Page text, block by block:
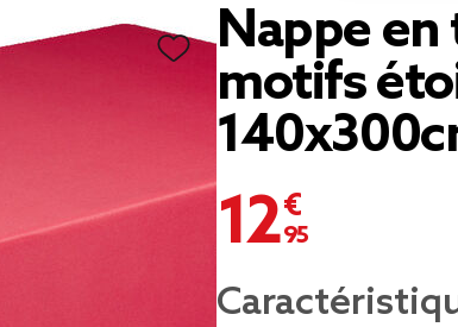
Nappe
motifs
12,95 €